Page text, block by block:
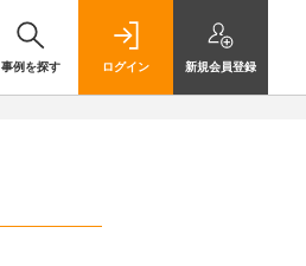
事例を探す ログイン 新規会員登録